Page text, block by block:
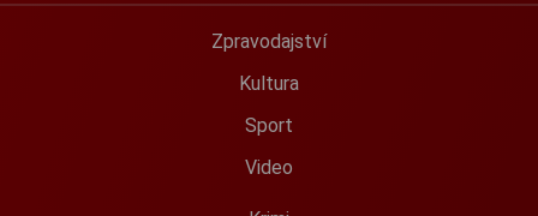
Zpravodajství
Kultura
Sport
Video